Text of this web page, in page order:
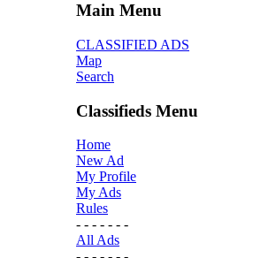
Main Menu
CLASSIFIED ADS
Map
Search
Classifieds Menu
Home
New Ad
My Profile
My Ads
Rules
- - - - - - -
All Ads